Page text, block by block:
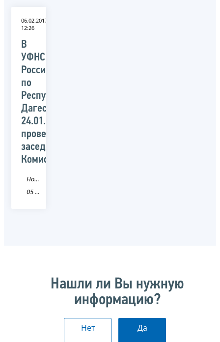
06.02.2017
12:26
В
УФНС
России
по
Республики
Дагестан
24.01.2017
проведено
заседание
Комиссии
Новость
05 Республика Дагестан
Нашли ли Вы нужную
информацию?
Нет Да